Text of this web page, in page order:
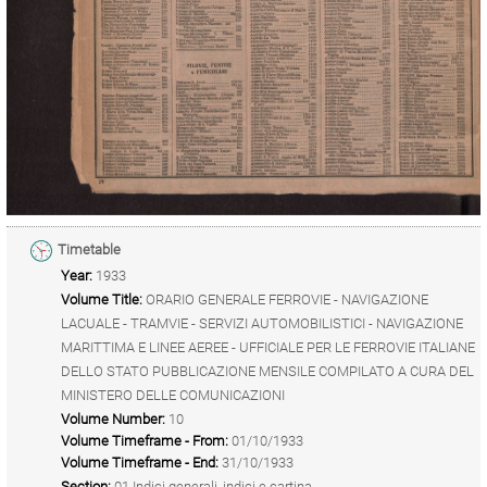
Timetable
Year: 1933
Volume Title: ORARIO GENERALE FERROVIE - NAVIGAZIONE
LACUALE - TRAMVIE - SERVIZI AUTOMOBILISTICI - NAVIGAZIONE
MARITTIMA E LINEE AEREE - UFFICIALE PER LE FERROVIE ITALIANE
DELLO STATO PUBBLICAZIONE MENSILE COMPILATO A CURA DEL
MINISTERO DELLE COMUNICAZIONI
Volume Number: 10
Volume Timeframe - From: 01/10/1933
Volume Timeframe - End: 31/10/1933